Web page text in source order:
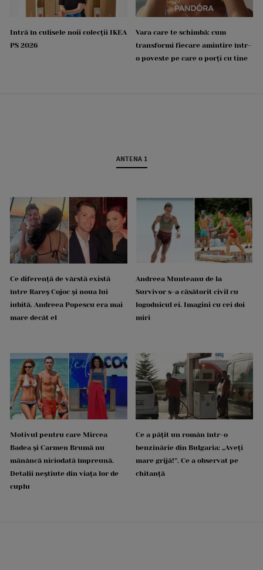
Intră în culisele noii colecții IKEA
PS 2026
Vara care te schimbă: cum
transformi fiecare amintire într-
o poveste pe care o porți cu tine
ANTENA 1
Ce diferență de vârstă există
între Rareș Cojoc și noua lui
iubită. Andreea Popescu era mai
mare decât el
Andreea Munteanu de la
Survivor s-a căsătorit civil cu
logodnicul ei. Imagini cu cei doi
miri
Motivul pentru care Mircea
Badea și Carmen Brumă nu
mănâncă niciodată împreună.
Detalii neștiute din viața lor de
cuplu
Ce a pățit un român într-o
benzinărie din Bulgaria: „Aveți
mare grijă!”. Ce a observat pe
chitanță